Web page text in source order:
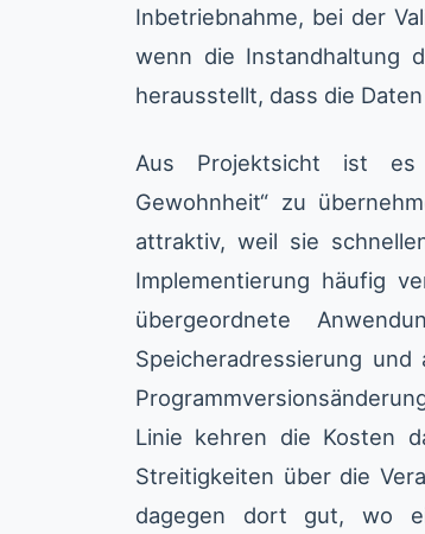
Inbetriebnahme, bei der
wenn die Instandhaltung
herausstellt, dass die
Aus Projektsicht ist es
Gewohnheit“ zu
attraktiv, weil sie
Implementierung häufig
übergeordnete
Speicheradressierung
Linie kehren die Kosten
Streitigkeiten über die
dagegen dort gut, wo